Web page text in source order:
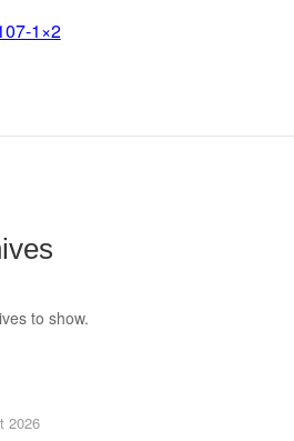
1×2
to show.
2026